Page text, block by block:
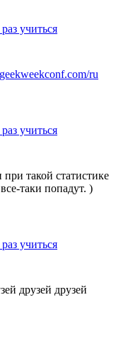
учиться
geekweekconf.com/ru
учиться
такой статистике
таки попадут. )
учиться
друзей друзей